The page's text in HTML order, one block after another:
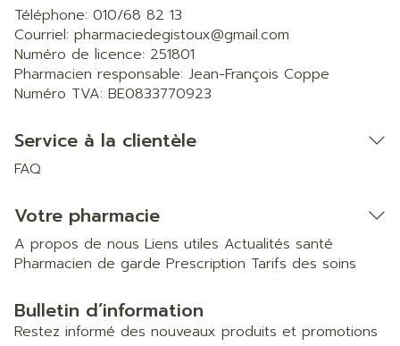
Téléphone: 010/68 82 13
Courriel: pharmaciedegistoux@gmail.com
Numéro de licence: 251801
Pharmacien responsable: Jean-François Coppe
Numéro TVA: BE0833770923
Service à la clientèle
FAQ
Votre pharmacie
A propos de nous Liens utiles Actualités santé
Pharmacien de garde Prescription Tarifs des soins
Bulletin d’information
Restez informé des nouveaux produits et promotions